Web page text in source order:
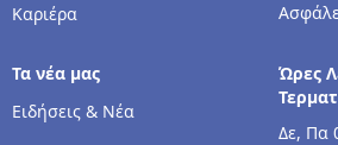
Καριέρα
Τα νέα μας
Ειδήσεις & Νέα
Ώρες
Δε, Πα